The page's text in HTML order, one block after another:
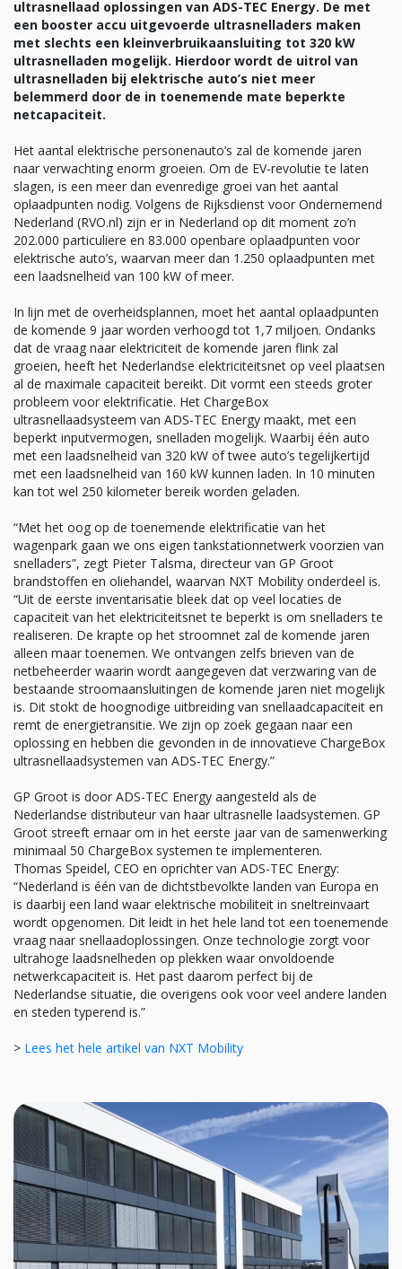
ultrasnellaad oplossingen van ADS-TEC Energy. De met
een booster accu uitgevoerde ultrasnelladers maken
met slechts een kleinverbruikaansluiting tot 320 kW
ultrasnelladen mogelijk. Hierdoor wordt de uitrol van
ultrasnelladen bij elektrische auto’s niet meer
belemmerd door de in toenemende mate beperkte
netcapaciteit.
Het aantal elektrische personenauto’s zal de komende jaren
naar verwachting enorm groeien. Om de EV-revolutie te laten
slagen, is een meer dan evenredige groei van het aantal
oplaadpunten nodig. Volgens de Rijksdienst voor Ondernemend
Nederland (RVO.nl) zijn er in Nederland op dit moment zo’n
202.000 particuliere en 83.000 openbare oplaadpunten voor
elektrische auto’s, waarvan meer dan 1.250 oplaadpunten met
een laadsnelheid van 100 kW of meer.
In lijn met de overheidsplannen, moet het aantal oplaadpunten
de komende 9 jaar worden verhoogd tot 1,7 miljoen. Ondanks
dat de vraag naar elektriciteit de komende jaren flink zal
groeien, heeft het Nederlandse elektriciteitsnet op veel plaatsen
al de maximale capaciteit bereikt. Dit vormt een steeds groter
probleem voor elektrificatie. Het ChargeBox
ultrasnellaadsysteem van ADS-TEC Energy maakt, met een
beperkt inputvermogen, snelladen mogelijk. Waarbij één auto
met een laadsnelheid van 320 kW of twee auto’s tegelijkertijd
met een laadsnelheid van 160 kW kunnen laden. In 10 minuten
kan tot wel 250 kilometer bereik worden geladen.
“Met het oog op de toenemende elektrificatie van het
wagenpark gaan we ons eigen tankstationnetwerk voorzien van
snelladers”, zegt Pieter Talsma, directeur van GP Groot
brandstoffen en oliehandel, waarvan NXT Mobility onderdeel is.
“Uit de eerste inventarisatie bleek dat op veel locaties de
capaciteit van het elektriciteitsnet te beperkt is om snelladers te
realiseren. De krapte op het stroomnet zal de komende jaren
alleen maar toenemen. We ontvangen zelfs brieven van de
netbeheerder waarin wordt aangegeven dat verzwaring van de
bestaande stroomaansluitingen de komende jaren niet mogelijk
is. Dit stokt de hoognodige uitbreiding van snellaadcapaciteit en
remt de energietransitie. We zijn op zoek gegaan naar een
oplossing en hebben die gevonden in de innovatieve ChargeBox
ultrasnellaadsystemen van ADS-TEC Energy.”
GP Groot is door ADS-TEC Energy aangesteld als de
Nederlandse distributeur van haar ultrasnelle laadsystemen. GP
Groot streeft ernaar om in het eerste jaar van de samenwerking
minimaal 50 ChargeBox systemen te implementeren.
Thomas Speidel, CEO en oprichter van ADS-TEC Energy:
“Nederland is één van de dichtstbevolkte landen van Europa en
is daarbij een land waar elektrische mobiliteit in sneltreinvaart
wordt opgenomen. Dit leidt in het hele land tot een toenemende
vraag naar snellaadoplossingen. Onze technologie zorgt voor
ultrahoge laadsnelheden op plekken waar onvoldoende
netwerkcapaciteit is. Het past daarom perfect bij de
Nederlandse situatie, die overigens ook voor veel andere landen
en steden typerend is.”
> Lees het hele artikel van NXT Mobility